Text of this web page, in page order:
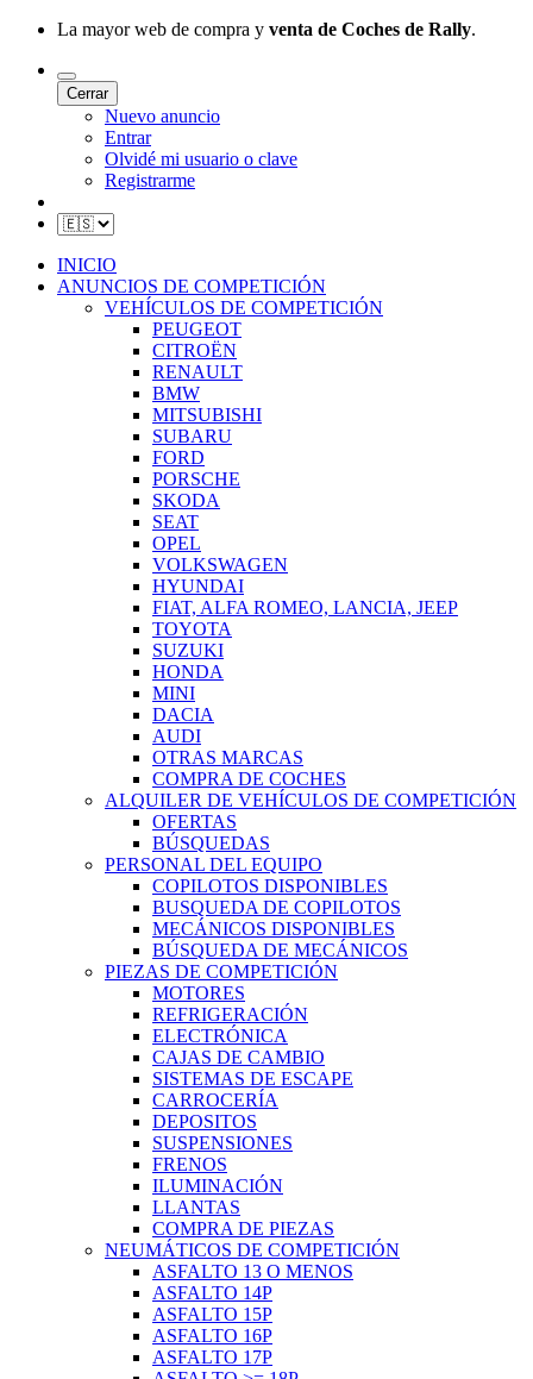
La mayor web de compra y venta de Coches de Rally.
Cerrar
Nuevo anuncio
Entrar
Olvidé mi usuario o clave
Registrarme
INICIO
ANUNCIOS DE COMPETICIÓN
VEHÍCULOS DE COMPETICIÓN
PEUGEOT
CITROËN
RENAULT
BMW
MITSUBISHI
SUBARU
FORD
PORSCHE
SKODA
SEAT
OPEL
VOLKSWAGEN
HYUNDAI
FIAT, ALFA ROMEO, LANCIA, JEEP
TOYOTA
SUZUKI
HONDA
MINI
DACIA
AUDI
OTRAS MARCAS
COMPRA DE COCHES
ALQUILER DE VEHÍCULOS DE COMPETICIÓN
OFERTAS
BÚSQUEDAS
PERSONAL DEL EQUIPO
COPILOTOS DISPONIBLES
BUSQUEDA DE COPILOTOS
MECÁNICOS DISPONIBLES
BÚSQUEDA DE MECÁNICOS
PIEZAS DE COMPETICIÓN
MOTORES
REFRIGERACIÓN
ELECTRÓNICA
CAJAS DE CAMBIO
SISTEMAS DE ESCAPE
CARROCERÍA
DEPOSITOS
SUSPENSIONES
FRENOS
ILUMINACIÓN
LLANTAS
COMPRA DE PIEZAS
NEUMÁTICOS DE COMPETICIÓN
ASFALTO 13 O MENOS
ASFALTO 14P
ASFALTO 15P
ASFALTO 16P
ASFALTO 17P